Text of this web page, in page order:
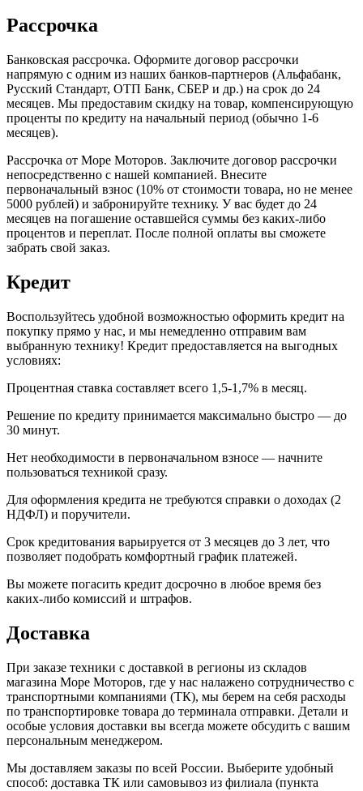
Рассрочка
Банковская рассрочка. Оформите договор рассрочки
напрямую с одним из наших банков-партнеров (Альфабанк,
Русский Стандарт, ОТП Банк, СБЕР и др.) на срок до 24
месяцев. Мы предоставим скидку на товар, компенсирующую
проценты по кредиту на начальный период (обычно 1-6
месяцев).
Рассрочка от Море Моторов. Заключите договор рассрочки
непосредственно с нашей компанией. Внесите
первоначальный взнос (10% от стоимости товара, но не менее
5000 рублей) и забронируйте технику. У вас будет до 24
месяцев на погашение оставшейся суммы без каких-либо
процентов и переплат. После полной оплаты вы сможете
забрать свой заказ.
Кредит
Воспользуйтесь удобной возможностью оформить кредит на
покупку прямо у нас, и мы немедленно отправим вам
выбранную технику! Кредит предоставляется на выгодных
условиях:
Процентная ставка составляет всего 1,5-1,7% в месяц.
Решение по кредиту принимается максимально быстро — до
30 минут.
Нет необходимости в первоначальном взносе — начните
пользоваться техникой сразу.
Для оформления кредита не требуются справки о доходах (2
НДФЛ) и поручители.
Срок кредитования варьируется от 3 месяцев до 3 лет, что
позволяет подобрать комфортный график платежей.
Вы можете погасить кредит досрочно в любое время без
каких-либо комиссий и штрафов.
Доставка
При заказе техники с доставкой в регионы из складов
магазина Море Моторов, где у нас налажено сотрудничество с
транспортными компаниями (ТК), мы берем на себя расходы
по транспортировке товара до терминала отправки. Детали и
особые условия доставки вы всегда можете обсудить с вашим
персональным менеджером.
Мы доставляем заказы по всей России. Выберите удобный
способ: доставка ТК или самовывоз из филиала (пункта